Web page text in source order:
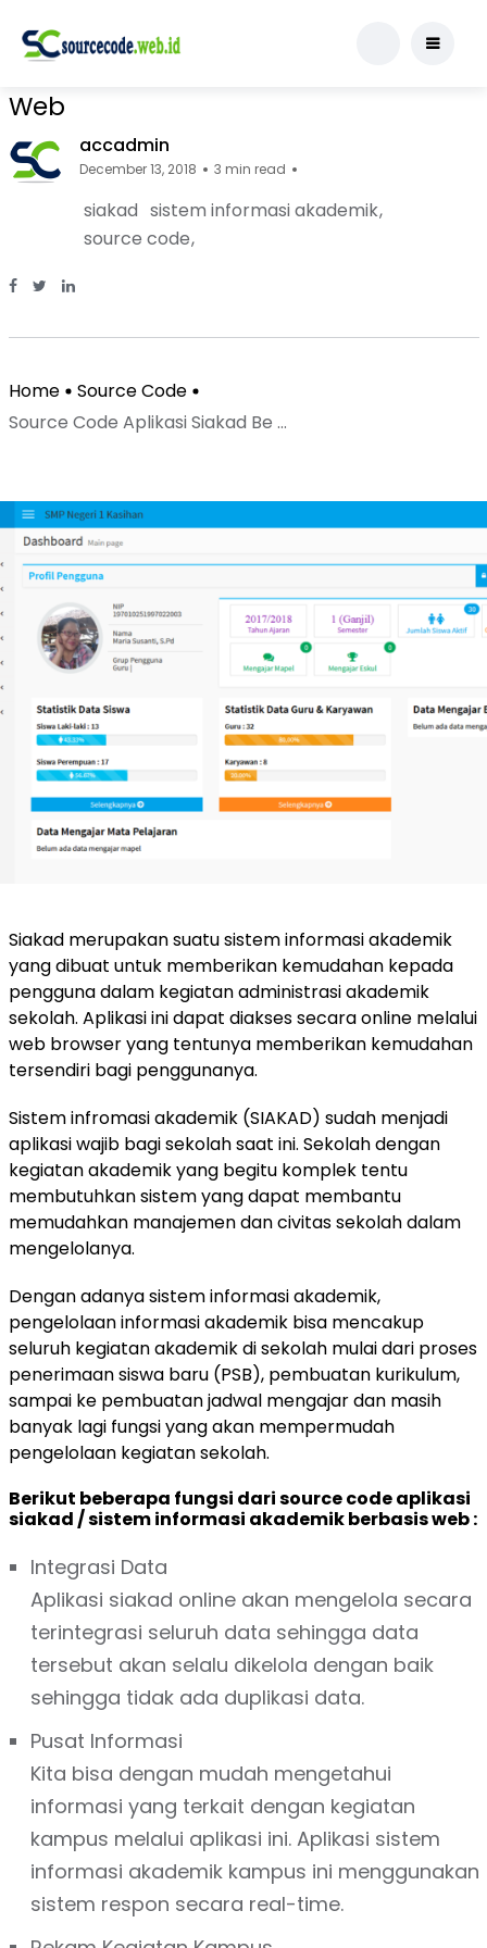
Source Code
Source Code Aplikasi Siakad Berbasis
Web
accadmin
December 13, 2018 3 min read
siakad sistem informasi akademik
source code
Facebook Page: sourcecode.web.id
Twitter Page: sourcecode.web.id
linkedin Page: sourcecode.web.id
Home
Source Code
Source Code Aplikasi Siakad Be ...
Siakad merupakan suatu sistem informasi akademik
yang dibuat untuk memberikan kemudahan kepada
pengguna dalam kegiatan administrasi akademik
sekolah. Aplikasi ini dapat diakses secara online melalui
web browser yang tentunya memberikan kemudahan
tersendiri bagi penggunanya.
Sistem infromasi akademik (SIAKAD) sudah menjadi
aplikasi wajib bagi sekolah saat ini. Sekolah dengan
kegiatan akademik yang begitu komplek tentu
membutuhkan sistem yang dapat membantu
memudahkan manajemen dan civitassekolahdalam
mengelolanya.
Dengan adanya sistem informasi akademik,
pengelolaan informasi akademik bisa mencakup
seluruh kegiatan akademik di sekolah mulai dari proses
penerimaan siswa baru (PSB), pembuatan kurikulum,
sampai ke pembuatan jadwal mengajar dan masih
banyak lagi fungsi yang akan mempermudah
pengelolaan kegiatan sekolah.
Berikut beberapa fungsi dari source code aplikasi
siakad / sistem informasi akademik berbasis web :
Integrasi Data
Aplikasi siakad online akan mengelola secara
terintegrasi seluruh data sehingga data
tersebut akan selalu dikelola dengan baik
sehingga tidak ada duplikasi data.
Pusat Informasi
Kita bisa dengan mudah mengetahui
informasi yang terkait dengan kegiatan
kampus melalui aplikasi ini. Aplikasi sistem
informasi akademik kampus ini menggunakan
sistem respon secara real-time.